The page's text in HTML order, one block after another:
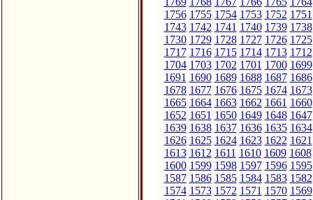
1756 1755 1754 1753 1752 1751
1743 1742 1741 1740 1739 1738
1730 1729 1728 1727 1726 1725
1717 1716 1715 1714 1713 1712
1704 1703 1702 1701 1700 1699
1691 1690 1689 1688 1687 1686
1678 1677 1676 1675 1674 1673
1665 1664 1663 1662 1661 1660
1652 1651 1650 1649 1648 1647
1639 1638 1637 1636 1635 1634
1626 1625 1624 1623 1622 1621
1613 1612 1611 1610 1609 1608
1600 1599 1598 1597 1596 1595
1587 1586 1585 1584 1583 1582
1574 1573 1572 1571 1570 1569